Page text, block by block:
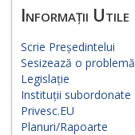
Informații Utile
Scrie Președintelui
Sesizează o problemă
Legislație
Instituții subordonate
Privesc.EU
Planuri/Rapoarte